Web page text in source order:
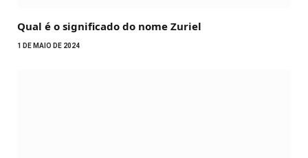
Qual é o significado do nome Zuriel
1 DE MAIO DE 2024